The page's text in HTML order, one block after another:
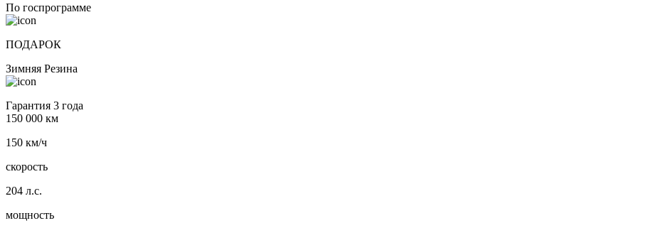
По госпрограмме
ПОДАРОК
Зимняя Резина
Гарантия 3 года
150 000 км
150 км/ч
скорость
204 л.с.
мощность